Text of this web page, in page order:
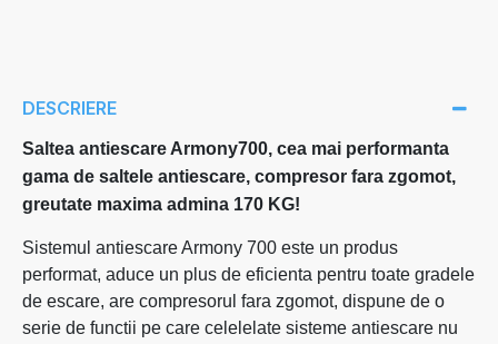
DESCRIERE
Saltea antiescare Armony700, cea mai performanta
gama de saltele antiescare, compresor fara zgomot,
greutate maxima admina 170 KG!
Sistemul antiescare Armony 700 este un produs
performat, aduce un plus de eficienta pentru toate gradele
de escare, are compresorul fara zgomot, dispune de o
serie de functii pe care celelelate sisteme antiescare nu